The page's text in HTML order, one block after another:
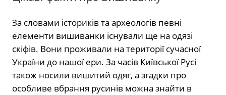
За словами істориків та археологів певні
елементи вишиванки існували ще на одязі
скіфів. Вони проживали на території сучасної
України до нашої ери. За часів Київської Русі
також носили вишитий одяг, а згадки про
особливе вбрання русинів можна знайти в